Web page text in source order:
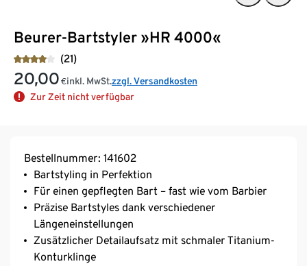
Beurer-Bartstyler »HR 4000«
(21)
20,00 €inkl. MwSt.zzgl. Versandkosten
Zur Zeit nicht verfügbar
Bestellnummer: 141602
Bartstyling in Perfektion
Für einen gepflegten Bart – fast wie vom Barbier
Präzise Bartstyles dank verschiedener
Längeneinstellungen
Zusätzlicher Detailaufsatz mit schmaler Titanium-
Konturklinge